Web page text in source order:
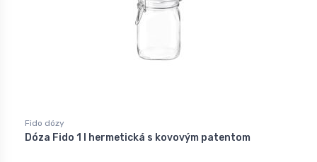
Fido dózy
Dóza Fido 1 l hermetická s kovovým patentom